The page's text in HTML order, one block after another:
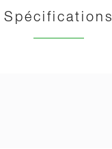
Spécifications